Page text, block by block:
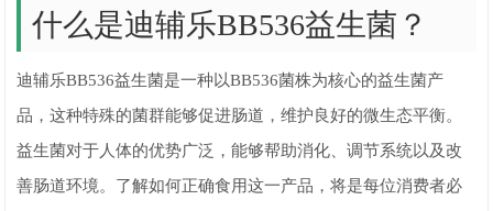
什么是迪辅乐BB536益生菌？
迪辅乐BB536益生菌是一种以BB536菌株为核心的益生菌产
品，这种特殊的菌群能够促进肠道，维护良好的微生态平衡。
益生菌对于人体的优势广泛，能够帮助消化、调节系统以及改
善肠道环境。了解如何正确食用这一产品，将是每位消费者必